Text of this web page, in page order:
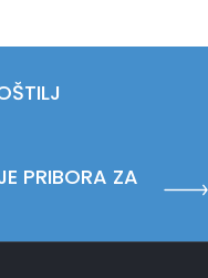
PRIBORA ZA